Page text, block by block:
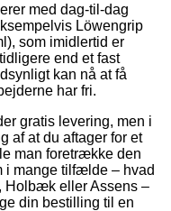
med dag-til-dag
Löwengrip
som imidlertid er
end et fast
kan nå at få
har fri.
gratis levering, men i
af at du aftager for et
man foretrække den
i mange tilfælde – hvad
Holbæk eller Assens –
din bestilling til en